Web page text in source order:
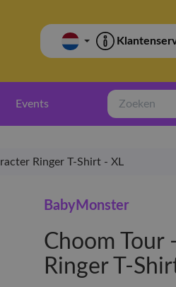
Events
Zoeken
Ringer T-Shirt - XL
BabyMonster
Choom Tour
Ringer T-